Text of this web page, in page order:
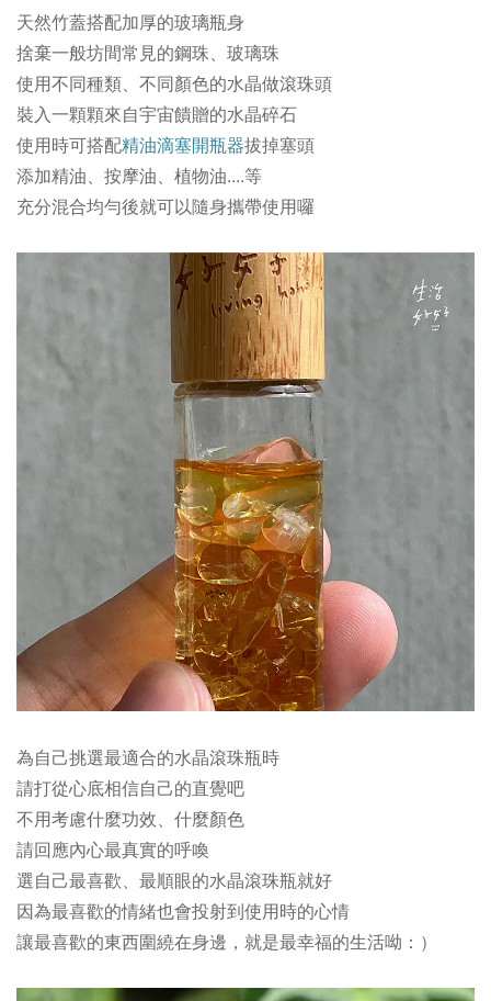
天然竹蓋搭配加厚的玻璃瓶身
捨棄一般坊間常見的鋼珠、玻璃珠
使用不同種類、不同顏色的水晶做滾珠頭
裝入一顆顆來自宇宙饋贈的水晶碎石
使用時可搭配精油滴塞開瓶器拔掉塞頭
添加精油、按摩油、植物油....等
充分混合均勻後就可以隨身攜帶使用囉
為自己挑選最適合的水晶滾珠瓶時
請打從心底相信自己的直覺吧
不用考慮什麼功效、什麼顏色
請回應內心最真實的呼喚
選自己最喜歡、最順眼的水晶滾珠瓶就好
因為最喜歡的情緒也會投射到使用時的心情
讓最喜歡的東西圍繞在身邊，就是最幸福的生活呦：）